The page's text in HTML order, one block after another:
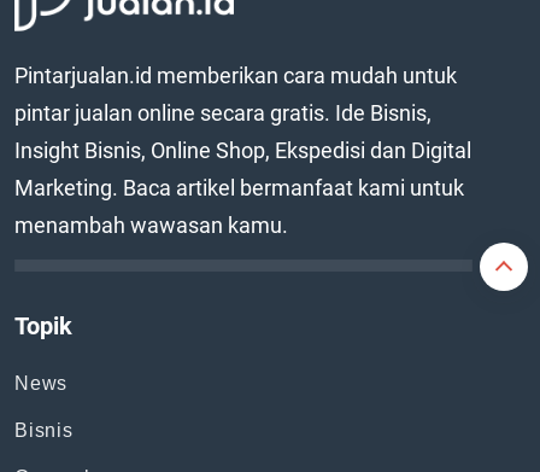
Pintarjualan.id memberikan cara mudah untuk
pintar jualan online secara gratis. Ide Bisnis,
Insight Bisnis, Online Shop, Ekspedisi dan Digital
Marketing. Baca artikel bermanfaat kami untuk
menambah wawasan kamu.